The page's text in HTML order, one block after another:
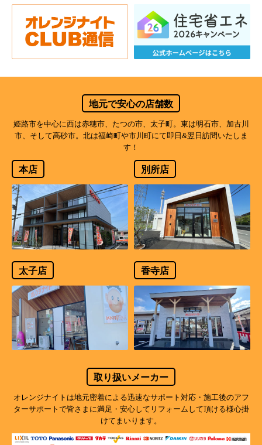
地元で安心の店舗数
姫路市を中心に西は赤穂市、たつの市、太子町。東は明石市、加古川
市、そして高砂市。北は福崎町や市川町にて即日&翌日訪問いたしま
す！
本店 別所店
太子店 香寺店
取り扱いメーカー
オレンジナイトは地元密着による迅速なサポート対応・施工後のアフ
ターサポートで皆さまに満足・安心してリフォームして頂ける様心掛
けてまいります。